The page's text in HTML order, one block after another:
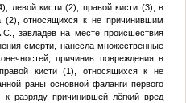
левой кисти (2), правой кисти (3), в
(2), относящихся к не причинившим
завладев на месте происшествия
смерти, нанесла множественные
причинив повреждения в
кисти (1), относящихся к не
раны основной фаланги первого
разряду причинившей лёгкий вред